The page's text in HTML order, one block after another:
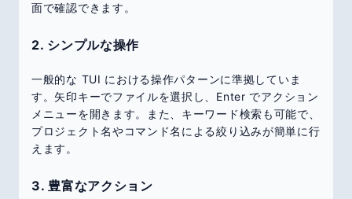
面で確認できます。
2. シンプルな操作
一般的な TUI における操作パターンに準拠していま
す。矢印キーでファイルを選択し、Enter でアクション
メニューを開きます。また、キーワード検索も可能で、
プロジェクト名やコマンド名による絞り込みが簡単に行
えます。
3. 豊富なアクション